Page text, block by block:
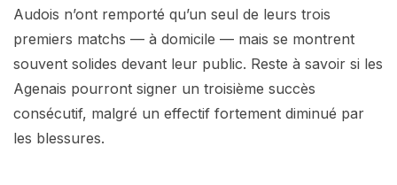
Audois n’ont remporté qu’un seul de leurs trois
premiers matchs — à domicile — mais se montrent
souvent solides devant leur public. Reste à savoir si les
Agenais pourront signer un troisième succès
consécutif, malgré un effectif fortement diminué par
les blessures.